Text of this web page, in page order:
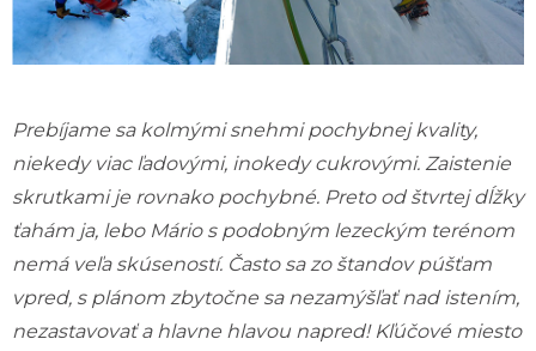
Prebíjame sa kolmými snehmi pochybnej kvality,
niekedy viac ľadovými, inokedy cukrovými. Zaistenie
skrutkami je rovnako pochybné. Preto od štvrtej dĺžky
ťahám ja, lebo Mário s podobným lezeckým terénom
nemá veľa skúseností. Často sa zo štandov púšťam
vpred, s plánom zbytočne sa nezamýšľať nad istením,
nezastavovať a hlavne hlavou napred! Kľúčové miesto